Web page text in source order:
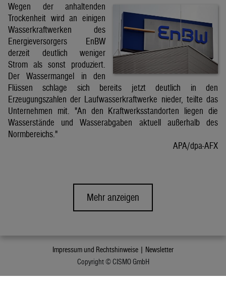
Wegen der anhaltenden
Trockenheit wird an einigen
Wasserkraftwerken des
Energieversorgers EnBW
derzeit deutlich weniger
Strom als sonst produziert.
Der Wassermangel in den
Flüssen schlage sich bereits jetzt deutlich in den
Erzeugungszahlen der Laufwasserkraftwerke nieder, teilte das
Unternehmen mit. "An den Kraftwerksstandorten liegen die
Wasserstände und Wasserabgaben aktuell außerhalb des
Normbereichs."
APA/dpa-AFX
Mehr anzeigen
Impressum und Rechtshinweise | Newsletter
Copyright © CISMO GmbH